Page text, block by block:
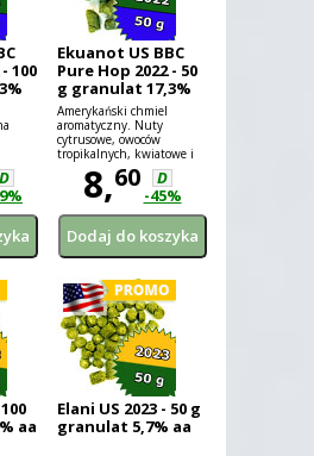
100
i
Ekuanot US BBC
Pure Hop 2022 - 50
g granulat 17,3%
aa
Amerykański chmiel
aromatyczny. Nuty
cytrusowe, owoców
tropikalnych, kwiatowe i
ziołowe.8,60
D
-45%
aa
Elani US 2023 - 50 g
granulat 5,7% aa